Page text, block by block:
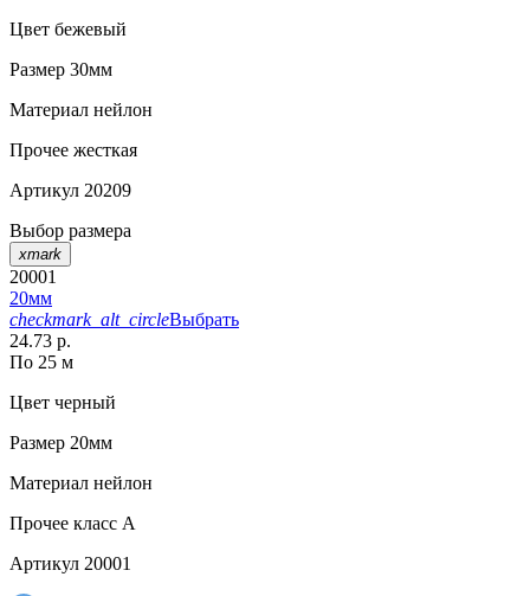
Цвет бежевый
Размер 30мм
Материал нейлон
Прочее жесткая
Артикул 20209
Выбор размера
xmark
20001
20мм
checkmark_alt_circleВыбрать
24.73 р.
По 25 м
Цвет черный
Размер 20мм
Материал нейлон
Прочее класс А
Артикул 20001